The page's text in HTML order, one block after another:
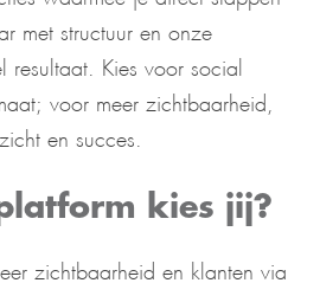
met structuur en onze
resultaat. Kies voor social
voor meer zichtbaarheid,
en succes.
kies jij?
zichtbaarheid en klanten via